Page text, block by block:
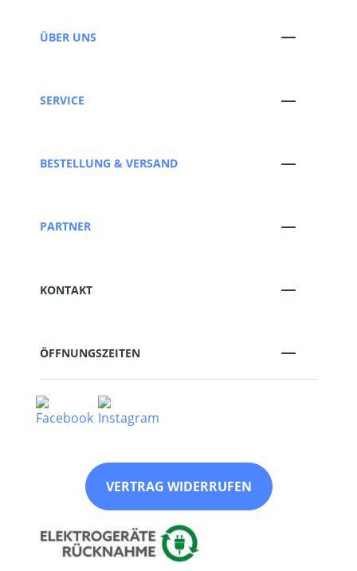
ÜBER UNS
SERVICE
BESTELLUNG & VERSAND
PARTNER
KONTAKT
ÖFFNUNGSZEITEN
VERTRAG WIDERRUFEN